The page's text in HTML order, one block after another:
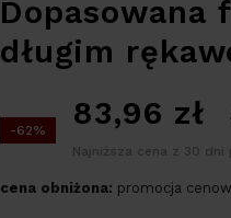
Dopasowana
długim
-62% 83,96 zł
Najniższa cena z 30
cena obniżona: promocja